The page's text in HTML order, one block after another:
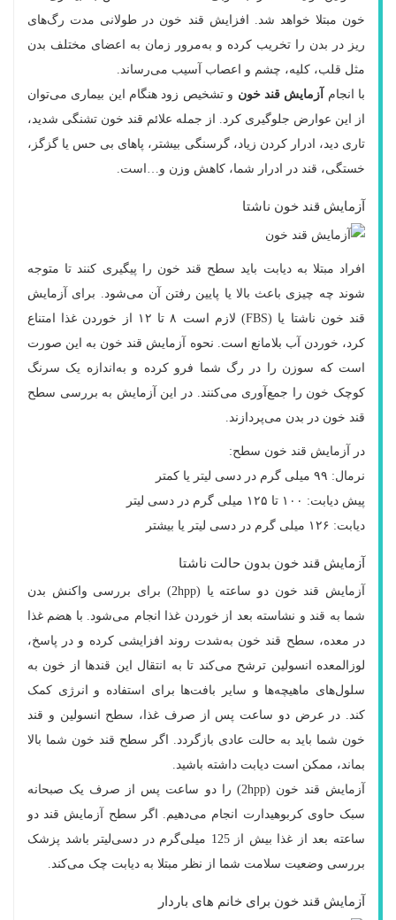
خون مبتلا خواهد شد. افزایش قند خون در طولانی مدت رگ‌های
ریز در بدن را تخریب کرده و به‌مرور زمان به اعضای مختلف بدن
مثل قلب، کلیه، چشم و اعصاب آسیب می‌رساند.
با انجام
آزمایش قند خون و تشخیص زود هنگام این بیماری می‌توان
از این عوارض جلوگیری کرد. از جمله علائم قند خون تشنگی شدید،
تاری دید، ادرار کردن زیاد، گرسنگی بیشتر، پاهای بی حس یا گزگز،
خستگی، قند در ادرار شما، کاهش وزن و…است.
آزمایش قند خون ناشتا
افراد مبتلا به دیابت باید سطح قند خون را پیگیری کنند تا متوجه
شوند چه چیزی باعث بالا یا پایین رفتن آن می‌شود. برای آزمایش
قند خون ناشتا یا (FBS) لازم است ۸ تا ۱۲ از خوردن غذا امتناع
کرد، خوردن آب بلامانع است. نحوه آزمایش قند خون به این صورت
است که سوزن را در رگ شما فرو کرده و به‌اندازه یک سرنگ
کوچک خون را جمع‌آوری می‌کنند. در این آزمایش به بررسی سطح
قند خون در بدن می‌پردازند.
در آزمایش قند خون سطح:
نرمال: ۹۹ میلی گرم در دسی لیتر یا کمتر
پیش دیابت: ۱۰۰ تا ۱۲۵ میلی گرم در دسی لیتر
دیابت: ۱۲۶ میلی گرم در دسی لیتر یا بیشتر
آزمایش قند خون بدون حالت ناشتا
آزمایش قند خون دو ساعته یا (2hpp) برای بررسی واکنش بدن
شما به قند و نشاسته بعد از خوردن غذا انجام می‌شود. با هضم غذا
در معده، سطح قند خون به‌شدت روند افزایشی کرده و در پاسخ،
لوزالمعده انسولین ترشح می‌کند تا به انتقال این قندها از خون به
سلول‌های ماهیچه‌ها و سایر بافت‌ها برای استفاده و انرژی کمک
کند. در عرض دو ساعت پس از صرف غذا، سطح انسولین و قند
خون شما باید به حالت عادی بازگردد. اگر سطح قند خون شما بالا
بماند، ممکن است دیابت داشته باشید.
آزمایش قند خون (2hpp) را دو ساعت پس از صرف یک صبحانه
سبک حاوی کربوهیدارت انجام می‌دهیم. اگر سطح آزمایش قند دو
ساعته بعد از غذا بیش از 125 میلی‌گرم در دسی‌لیتر باشد پزشک
بررسی وضعیت سلامت شما از نظر مبتلا به دیابت چک می‌کند.
آزمایش قند خون برای خانم های باردار